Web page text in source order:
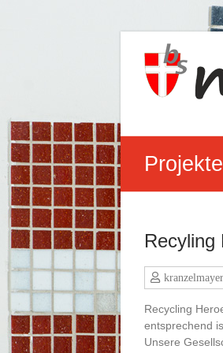
Inhalt
springen
für
und
1,
Wien
Projekte
Recyling
kranzelmayer
Recycling
entsprechend
Unsere